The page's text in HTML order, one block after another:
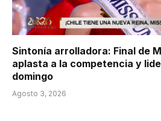
Sintonía arrolladora: Final de
aplasta a la competencia y
domingo
Agosto 3, 2026